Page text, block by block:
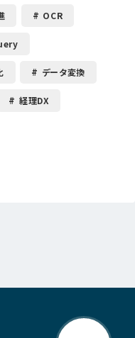
OCR
データ変換
経理DX